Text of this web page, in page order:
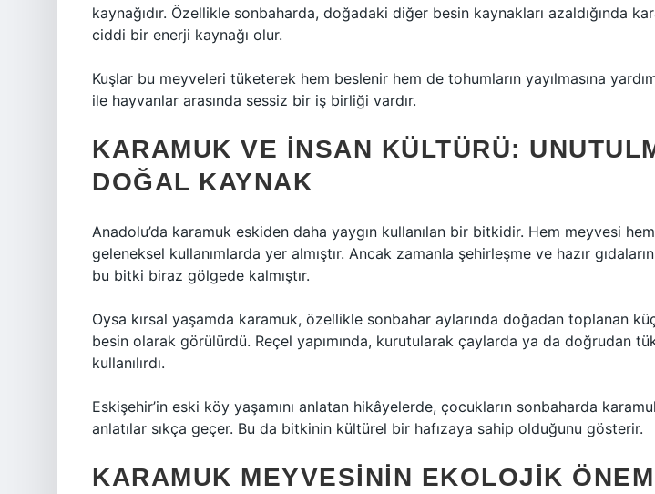
kaynağıdır. Özellikle sonbaharda, doğadaki diğer besin kaynakları azaldığında
ciddi bir enerji kaynağı olur.
Kuşlar bu meyveleri tüketerek hem beslenir hem de tohumların yayılmasına
ile hayvanlar arasında sessiz bir iş birliği vardır.
KARAMUK VE İNSAN KÜLTÜRÜ:
DOĞAL KAYNAK
Anadolu’da karamuk eskiden daha yaygın kullanılan bir bitkidir. Hem meyvesi
geleneksel kullanımlarda yer almıştır. Ancak zamanla şehirleşme ve hazır
bu bitki biraz gölgede kalmıştır.
Oysa kırsal yaşamda karamuk, özellikle sonbahar aylarında doğadan toplanan
besin olarak görülürdü. Reçel yapımında, kurutularak çaylarda ya da doğrudan
kullanılırdı.
Eskişehir’in eski köy yaşamını anlatan hikâyelerde, çocukların sonbaharda
anlatılar sıkça geçer. Bu da bitkinin kültürel bir hafızaya sahip olduğunu gösterir.
KARAMUK MEYVESININ EKOLOJIK